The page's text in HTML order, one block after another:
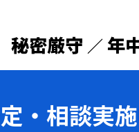
秘密厳守 ／ 年
・ 相談実施